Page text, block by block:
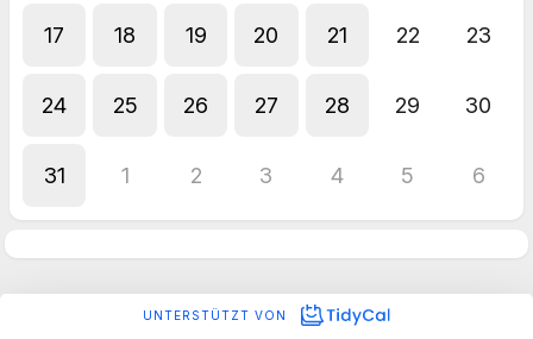
17 18 19 20 21 22 23
24 25 26 27 28 29 30
31 1 2 3 4 5 6
UNTERSTÜTZT VON